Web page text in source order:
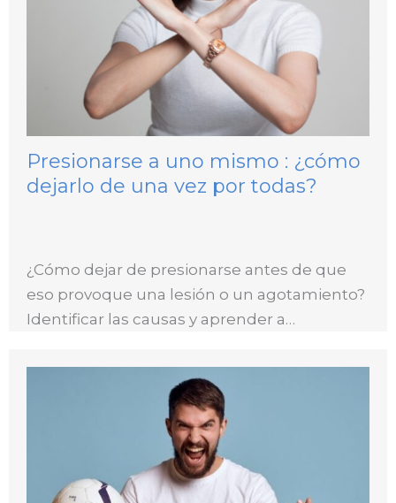
Presionarse a uno mismo : ¿cómo
dejarlo de una vez por todas?
¿Cómo dejar de presionarse antes de que
eso provoque una lesión o un agotamiento?
Identificar las causas y aprender a…